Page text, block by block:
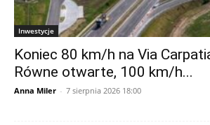
Inwestycje
Koniec 80 km/h na Via
Równe otwarte, 100 km/h...
Anna Miler - 7 sierpnia 2026 18:00